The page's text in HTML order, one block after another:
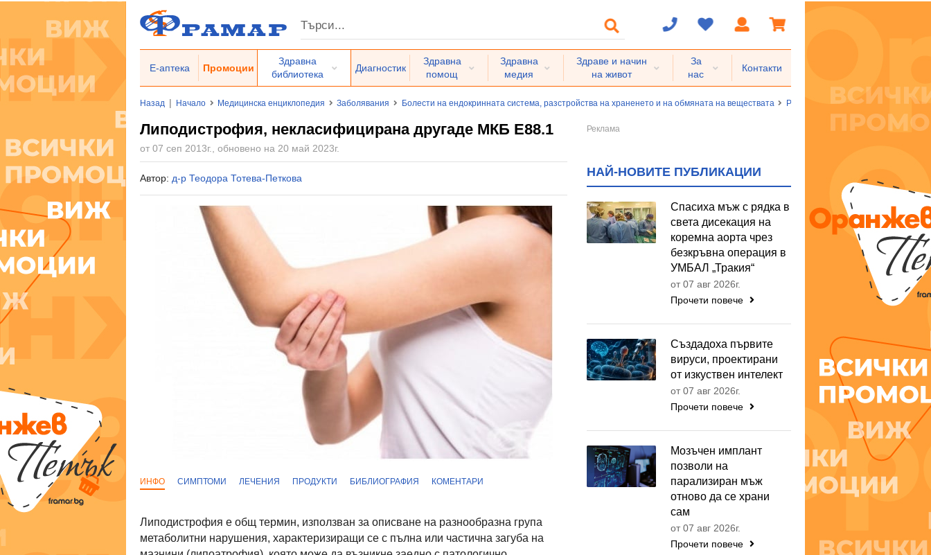
Е-аптека Промоции
Здравна
библиотека
Диагностик
Здравна
помощ
Здравна
медия
Здраве и начин
на живот
За
нас
Контакти
Назад | Начало Медицинска енциклопедия Заболявания Болести на ендокринната система, разстройства на храненето и на обмяната на веществата Разстройства на обмяната на
Липодистрофия, некласифицирана другаде МКБ E88.1
от 07 сеп 2013г., обновено на 20 май 2023г.
Автор: д-р Теодора Тотева-Петкова
ИНФО СИМПТОМИ ЛЕЧЕНИЯ ПРОДУКТИ БИБЛИОГРАФИЯ КОМЕНТАРИ
Липодистрофия е общ термин, използван за описване на разнообразна група
метаболитни нарушения, характеризиращи се с пълна или частична загуба на
НАЙ-НОВИТЕ ПУБЛИКАЦИИ
Спасиха мъж с рядка в
света дисекация на
коремна аорта чрез
безкръвна операция в
УМБАЛ „Тракия“
от 07 авг 2026г.
Прочети повече
Създадоха първите
вируси, проектирани
от изкуствен интелект
от 07 авг 2026г.
Прочети повече
Мозъчен имплант
позволи на
парализиран мъж
отново да се храни
сам
от 07 авг 2026г.
Прочети повече